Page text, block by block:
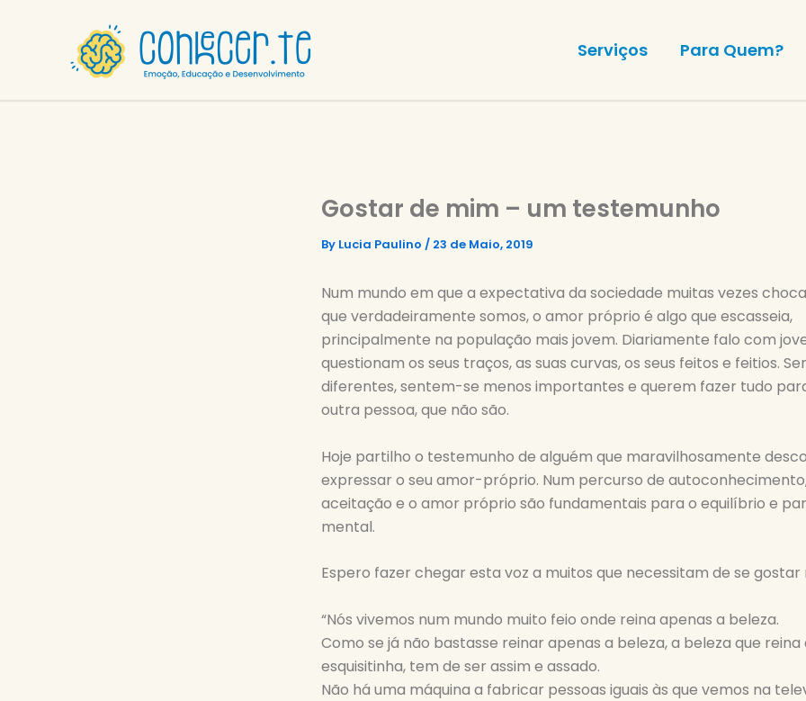
Serviços Para Quem?
Gostar de mim – um testemunho
By Lucia Paulino / 23 de Maio, 2019
Num mundo em que a expectativa da sociedade muitas vezes
que verdadeiramente somos, o amor próprio é algo que escasseia,
principalmente na população mais jovem. Diariamente falo com
questionam os seus traços, as suas curvas, os seus feitos e feitios.
diferentes, sentem-se menos importantes e querem fazer tudo
outra pessoa, que não são.
Hoje partilho o testemunho de alguém que maravilhosamente
expressar o seu amor-próprio. Num percurso de
aceitação e o amor próprio são fundamentais para o equilíbrio e
mental.
Espero fazer chegar esta voz a muitos que necessitam de se gostar
“Nós vivemos num mundo muito feio onde reina apenas a beleza.
Como se já não bastasse reinar apenas a beleza, a beleza que reina
esquisitinha, tem de ser assim e assado.
Não há uma máquina a fabricar pessoas iguais às que vemos na